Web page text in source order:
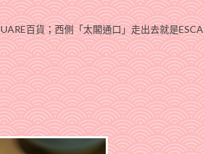
百貨；西側「太閣通口」走出去就是ESCA